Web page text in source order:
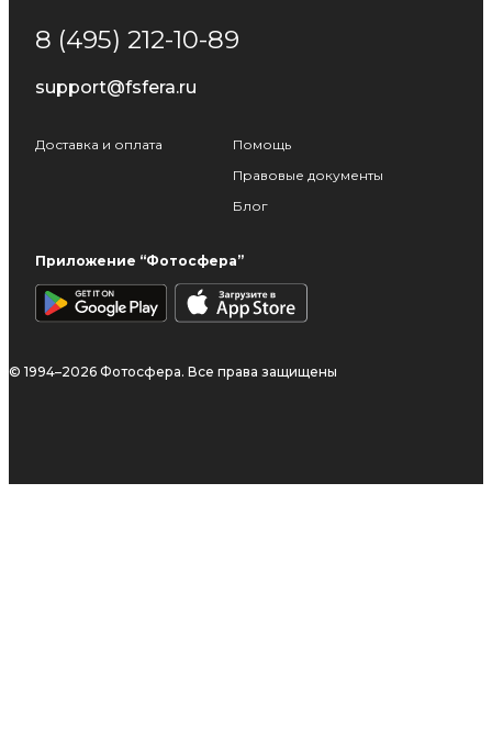
8 (495) 212-10-89
support@fsfera.ru
Доставка и оплата
Помощь
Правовые документы
Блог
Приложение “Фотосфера”
© 1994–2026 Фотосфера. Все права защищены